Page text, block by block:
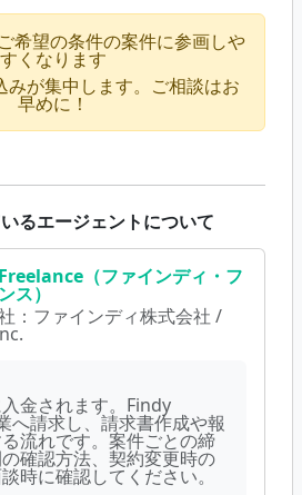
希望の条件の案件に参画しや
すくなります
みが集中します。ご相談はお
早めに！
るエージェントについて
（ファインディ・フ
ス）
： ファインディ株式会社 /
金されます。Findy
へ請求し、請求書作成や報
流れです。案件ごとの締
確認方法、契約変更時の
時に確認してください。